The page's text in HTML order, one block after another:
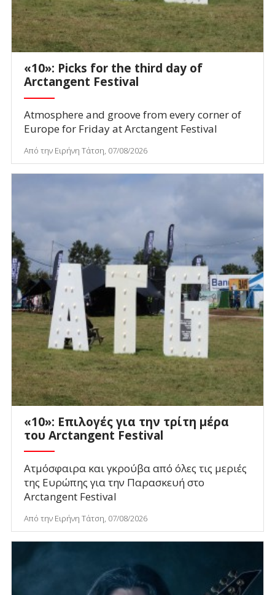
«10»: Picks for the third day of
Arctangent Festival
Atmosphere and groove from every corner of
Europe for Friday at Arctangent Festival
Από την Ειρήνη Τάτση, 07/08/2026
«10»: Επιλογές για την τρίτη μέρα
του Arctangent Festival
Ατμόσφαιρα και γκρούβα από όλες τις μεριές
της Ευρώπης για την Παρασκευή στο
Arctangent Festival
Από την Ειρήνη Τάτση, 07/08/2026